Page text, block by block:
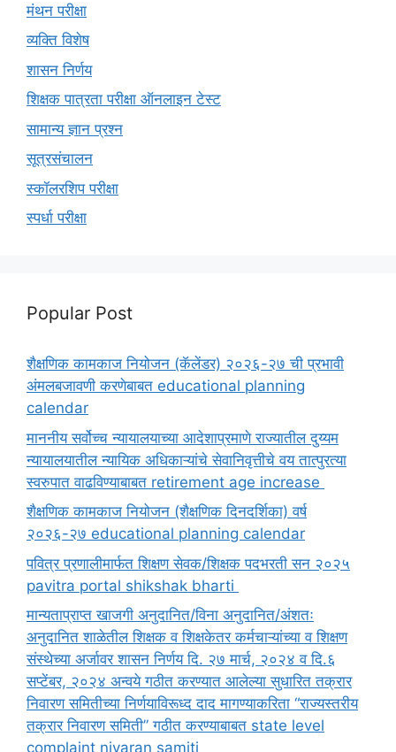
मंथन परीक्षा
व्यक्ति विशेष
शासन निर्णय
शिक्षक पात्रता परीक्षा ऑनलाइन टेस्ट
सामान्य ज्ञान प्रश्न
सूत्रसंचालन
स्कॉलरशिप परीक्षा
स्पर्धा परीक्षा
Popular Post
शैक्षणिक कामकाज नियोजन (कॅलेंडर) २०२६-२७ ची प्रभावी
अंमलबजावणी करणेबाबत educational planning
calendar
माननीय सर्वोच्च न्यायालयाच्या आदेशाप्रमाणे राज्यातील दुय्यम
न्यायालयातील न्यायिक अधिकाऱ्यांचे सेवानिवृत्तीचे वय तात्पुरत्या
स्वरुपात वाढविण्याबाबत retirement age increase
शैक्षणिक कामकाज नियोजन (शैक्षणिक दिनदर्शिका) वर्ष
२०२६-२७ educational planning calendar
पवित्र प्रणालीमार्फत शिक्षण सेवक/शिक्षक पदभरती सन २०२५
pavitra portal shikshak bharti
मान्यताप्राप्त खाजगी अनुदानित/विना अनुदानित/अंशतः
अनुदानित शाळेतील शिक्षक व शिक्षकेतर कर्मचाऱ्यांच्या व शिक्षण
संस्थेच्या अर्जावर शासन निर्णय दि. २७ मार्च, २०२४ व दि.६
सप्टेंबर, २०२४ अन्वये गठीत करण्यात आलेल्या सुधारित तक्रार
निवारण समितीच्या निर्णयाविरूध्द दाद मागण्याकरिता “राज्यस्तरीय
तक्रार निवारण समिती” गठीत करण्याबाबत state level
complaint nivaran samiti